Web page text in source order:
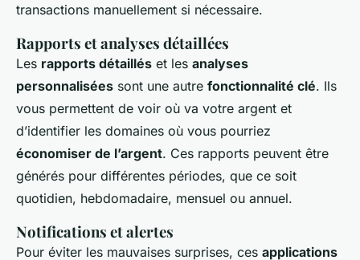
transactions manuellement si nécessaire.
Rapports et analyses détaillées
Les rapports détaillés et les analyses
personnalisées sont une autre fonctionnalité clé. Ils
vous permettent de voir où va votre argent et
d’identifier les domaines où vous pourriez
économiser de l’argent. Ces rapports peuvent être
générés pour différentes périodes, que ce soit
quotidien, hebdomadaire, mensuel ou annuel.
Notifications et alertes
Pour éviter les mauvaises surprises, ces applications